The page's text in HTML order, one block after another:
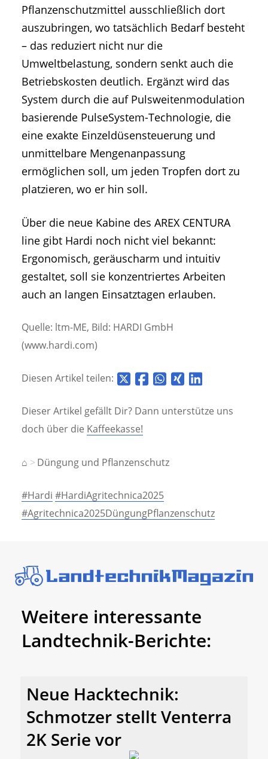
Pflanzenschutzmittel ausschließlich dort
auszubringen, wo tatsächlich Bedarf besteht
– das reduziert nicht nur die
Umweltbelastung, sondern senkt auch die
Betriebskosten deutlich. Ergänzt wird das
System durch die auf Pulsweitenmodulation
basierende PulseSystem-Technologie, die
eine exakte Einzeldüsensteuerung und
unmittelbare Mengenanpassung
ermöglichen soll, um jeden Tropfen dort zu
platzieren, wo er hin soll.
Über die neue Kabine des AREX CENTURA
line gibt Hardi noch nicht viel bekannt:
Ergonomisch, geräuscharm und intuitiv
gestaltet, soll sie konzentriertes Arbeiten
auch an langen Einsatztagen erlauben.
Quelle: ltm-ME, Bild: HARDI GmbH
(www.hardi.com)
Diesen Artikel teilen:
Dieser Artikel gefällt Dir? Dann unterstütze uns
doch über die Kaffeekasse!
⌂ Düngung und Pflanzenschutz
#Hardi #HardiAgritechnica2025
#Agritechnica2025DüngungPflanzenschutz
Weitere interessante
Landtechnik-Berichte:
Neue Hacktechnik:
Schmotzer stellt Venterra
2K Serie vor